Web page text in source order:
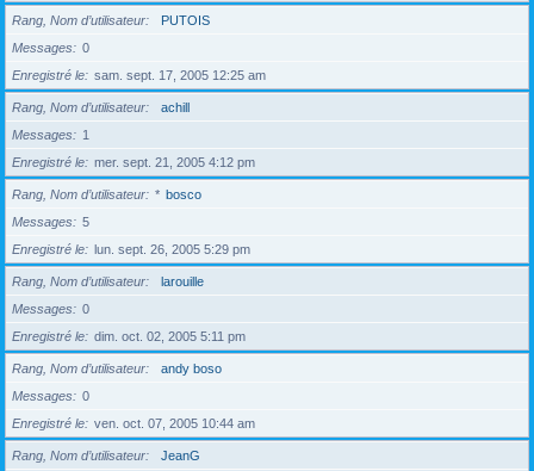
Rang, Nom d’utilisateur
PUTOIS
Messages
0
Enregistré le
sam. sept. 17, 2005 12:25 am
Rang, Nom d’utilisateur
achill
Messages
1
Enregistré le
mer. sept. 21, 2005 4:12 pm
Rang, Nom d’utilisateur * bosco
Messages
5
Enregistré le
lun. sept. 26, 2005 5:29 pm
Rang, Nom d’utilisateur
larouille
Messages
0
Enregistré le
dim. oct. 02, 2005 5:11 pm
Rang, Nom d’utilisateur
andy boso
Messages
0
Enregistré le
ven. oct. 07, 2005 10:44 am
Rang, Nom d’utilisateur
JeanG